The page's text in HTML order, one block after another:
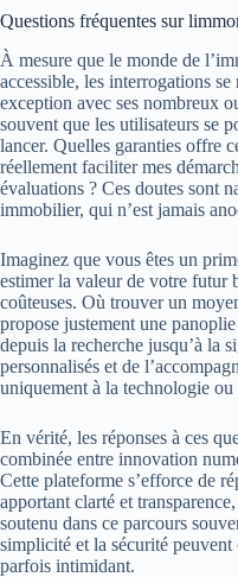
Questions fréquentes sur
À mesure que le monde de
accessible, les interrogations
exception avec ses nombreux
souvent que les utilisateurs se
lancer. Quelles garanties offre
réellement faciliter mes
évaluations ? Ces doutes sont
immobilier, qui n’est jamais
Imaginez que vous êtes un
estimer la valeur de votre futur
coûteuses. Où trouver un
propose justement une
depuis la recherche jusqu’à la
personnalisés et de
uniquement à la technologie
En vérité, les réponses à ces
combinée entre innovation
Cette plateforme s’efforce de
apportant clarté et
soutenu dans ce parcours
simplicité et la sécurité
parfois intimidant.